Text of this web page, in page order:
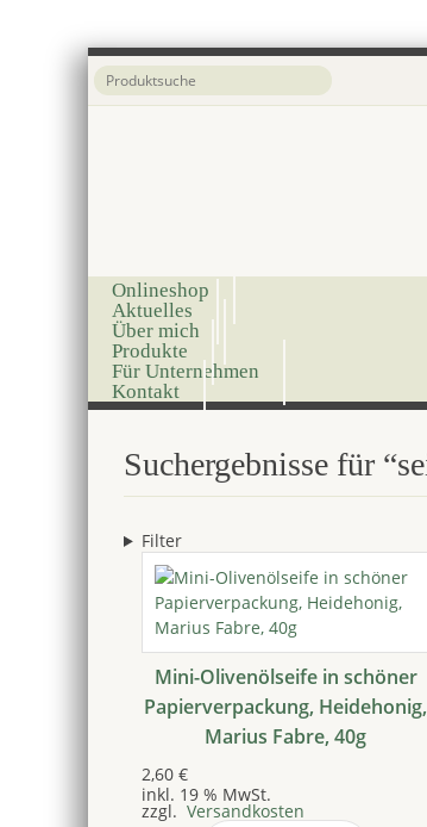
Onlineshop
Aktuelles
Über mich
Produkte
Für Unternehmen
Kontakt
Suchergebnisse für
Filter
Mini-Olivenölseife in schöner
Papierverpackung, Heidehonig,
Marius Fabre, 40g
2,60 €
inkl. 19 % MwSt.
zzgl. Versandkosten